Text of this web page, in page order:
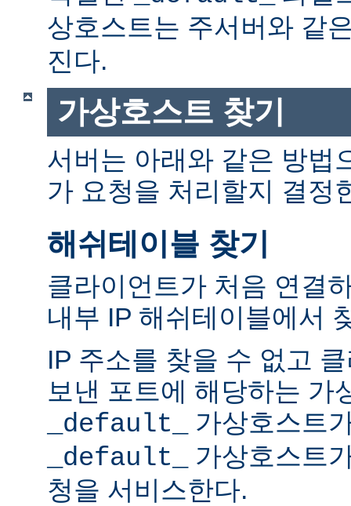
상호스트는 주서버와 같
진다.
가상호스트 찾기
서버는 아래와 같은 방법
가 요청을 처리할지 결정
해쉬테이블 찾기
클라이언트가 처음 연결
내부 IP 해쉬테이블에서
IP 주소를 찾을 수 없고
보낸 포트에 해당하는 가
_default_
가상호스트
_default_
가상호스트
청을 서비스한다.